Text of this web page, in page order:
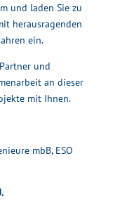
und laden Sie zu
herausragenden
ein.
und
an dieser
mit Ihnen.
mbB, ESO